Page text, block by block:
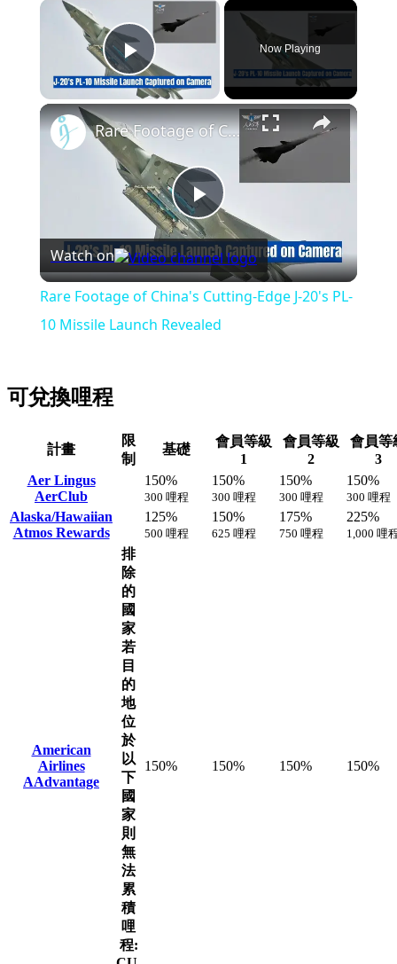
Play Video
Now Playing
Play
Video
Rare Footage of China's Cutting-Edge J-20's PL-10 Missile Launch Revealed
Watch on
Rare Footage of China's Cutting-Edge J-20's PL-
10 Missile Launch Revealed
可兌換哩程
計畫
限
制
基礎
會員等級
1
會員等級
2
會員等
3
Aer Lingus
AerClub
150%
300 哩程
150%
300 哩程
150%
300 哩程
150%
300 哩程
Alaska/Hawaiian
Atmos Rewards
125%
500 哩程
150%
625 哩程
175%
750 哩程
225%
1,000 哩
American
Airlines
AAdvantage
排
除
的
國
家
若
目
的
地
位
於
以
下
國
家
則
無
法
累
積
哩
程:
150% 150% 150% 150%